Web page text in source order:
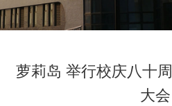
萝莉岛 举行校庆八十
大会